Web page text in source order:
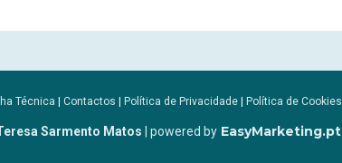
Técnica | Contactos | Política de Privacidade | Política de Cookies
Sarmento Matos | powered by EasyMarketing.pt